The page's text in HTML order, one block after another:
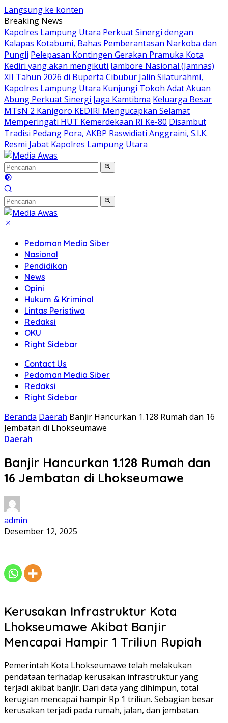
Langsung ke konten
Breaking News
Kapolres Lampung Utara Perkuat Sinergi dengan
Kalapas Kotabumi, Bahas Pemberantasan Narkoba dan
Pungli Pelepasan Kontingen Gerakan Pramuka Kota
Kediri yang akan mengikuti Jambore Nasional (Jamnas)
XII Tahun 2026 di Buperta Cibubur Jalin Silaturahmi,
Kapolres Lampung Utara Kunjungi Tokoh Adat Akuan
Abung Perkuat Sinergi Jaga Kamtibma Keluarga Besar
MTsN 2 Kanigoro KEDIRI Mengucapkan Selamat
Memperingati HUT Kemerdekaan RI Ke-80 Disambut
Tradisi Pedang Pora, AKBP Raswidiati Anggraini, S.I.K.
Resmi Jabat Kapolres Lampung Utara
Pedoman Media Siber
Nasional
Pendidikan
News
Opini
Hukum & Kriminal
Lintas Peristiwa
Redaksi
OKU
Right Sidebar
Contact Us
Pedoman Media Siber
Redaksi
Right Sidebar
Beranda Daerah Banjir Hancurkan 1.128 Rumah dan 16
Jembatan di Lhokseumawe
Daerah
Banjir Hancurkan 1.128 Rumah dan
16 Jembatan di Lhokseumawe
admin
Desember 12, 2025
Kerusakan Infrastruktur Kota
Lhokseumawe Akibat Banjir
Mencapai Hampir 1 Triliun Rupiah
Pemerintah Kota Lhokseumawe telah melakukan
pendataan terhadap kerusakan infrastruktur yang
terjadi akibat banjir. Dari data yang dihimpun, total
kerugian mencapai hampir Rp 1 triliun. Sebagian besar
kerusakan terjadi pada rumah, jalan, dan jembatan.